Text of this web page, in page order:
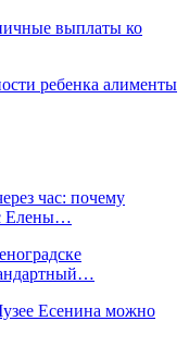
выплаты ко
ребенка алименты
час: почему
Елены…
Есенина можно